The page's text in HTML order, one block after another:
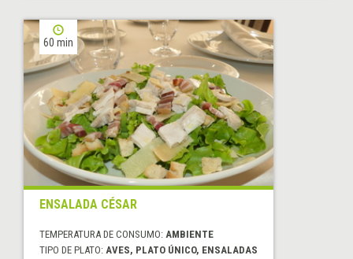
60 min
ENSALADA CÉSAR
TEMPERATURA DE CONSUMO: AMBIENTE
TIPO DE PLATO: AVES, PLATO ÚNICO, ENSALADAS